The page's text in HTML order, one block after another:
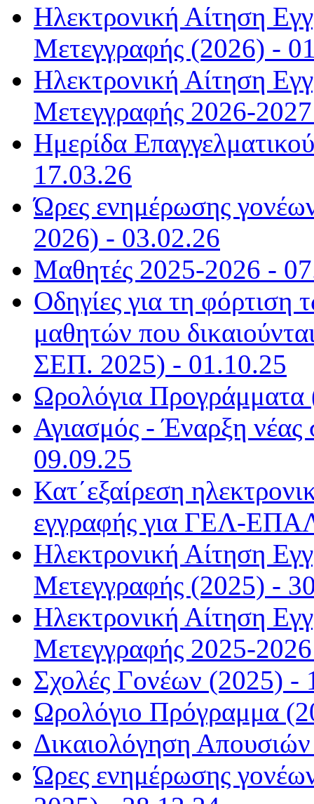
Ηλεκτρονική Αίτηση
Μετεγγραφής (2026) -
Ηλεκτρονική Αίτηση
Μετεγγραφής 2026-
Ημερίδα
17.03.26
Ώρες ενημέρωσης
2026) - 03.02.26
Μαθητές 2025-2026 -
Οδηγίες για τη
μαθητών που
ΣΕΠ. 2025) - 01.10.25
Ωρολόγια
Αγιασμός - Έναρξη νέας
09.09.25
Κατ΄εξαίρεση
εγγραφής για ΓΕΛ-
Ηλεκτρονική Αίτηση
Μετεγγραφής (2025) -
Ηλεκτρονική Αίτηση
Μετεγγραφής 2025-
Σχολές Γονέων (2025) -
Ωρολόγιο Πρόγραμμα
Δικαιολόγηση
Ώρες ενημέρωσης